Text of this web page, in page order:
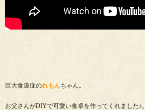
巨大食道症のれもんちゃん。
お父さんがDIYで可愛い食卓を作ってくれました♪。